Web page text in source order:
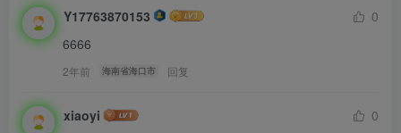
Y17763870153
0
6666
2年前 海南省海口市 回复
xiaoyi
0